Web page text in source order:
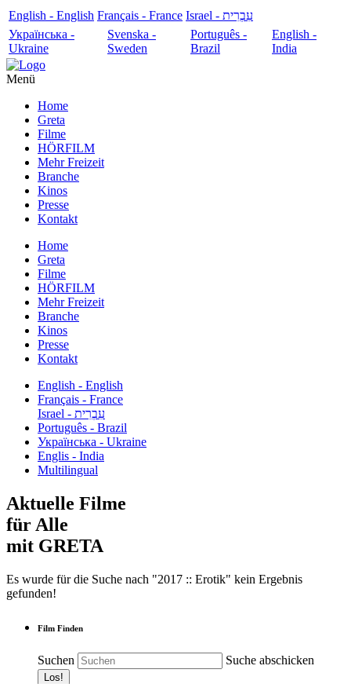
English - English Français - France
עִבְרִית - Israel
Українська -
Ukraine
Svenska -
Sweden
Português -
Brazil
English -
India
Menü
Home
Greta
Filme
HÖRFILM
Mehr Freizeit
Branche
Kinos
Presse
Kontakt
Home
Greta
Filme
HÖRFILM
Mehr Freizeit
Branche
Kinos
Presse
Kontakt
English - English
Français - France
עִבְרִית - Israel
Português - Brazil
Українська - Ukraine
Englis - India
Multilingual
Aktuelle Filme
für Alle
mit GRETA
Es wurde für die Suche nach "2017 :: Erotik" kein Ergebnis
gefunden!
Film Finden
Suchen Suche abschicken